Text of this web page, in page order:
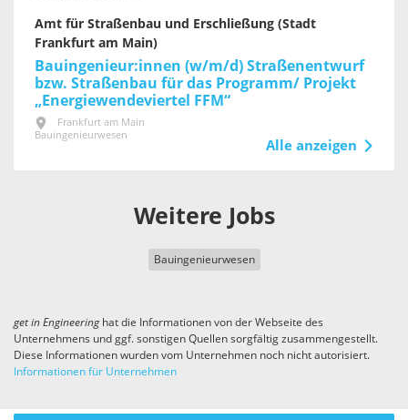
Amt für Straßenbau und Erschließung (Stadt
Frankfurt am Main)
Bauingenieur:innen (w/m/d) Straßenentwurf
bzw. Straßenbau für das Programm/ Projekt
„Energiewendeviertel FFM“
Frankfurt am Main
Bauingenieurwesen
Alle anzeigen
Weitere Jobs
Bauingenieurwesen
get in Engineeringhat die Informationen von der Webseite des
Unternehmens und ggf. sonstigen Quellen sorgfältig zusammengestellt.
Diese Informationen wurden vom Unternehmen noch nicht autorisiert.
Informationen für Unternehmen